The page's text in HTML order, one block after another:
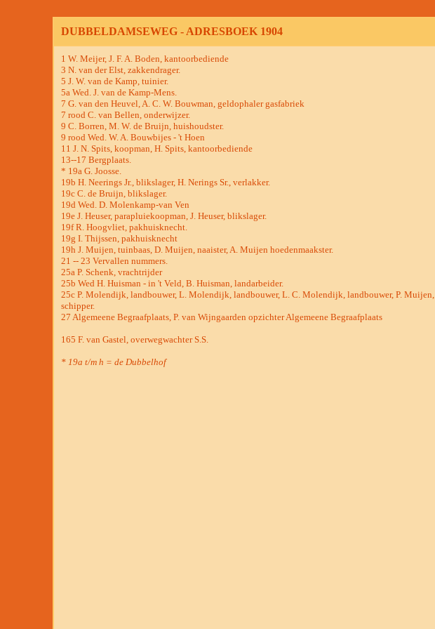
DUBBELDAMSEWEG - ADRESBOEK 1904
1 W. Meijer, J. F. A. Boden, kantoorbediende
3 N. van der Elst, zakkendrager.
5 J. W. van de Kamp, tuinier.
5a Wed. J. van de Kamp-Mens.
7 G. van den Heuvel, A. C. W. Bouwman, geldophaler gasfabriek
7 rood C. van Bellen, onderwijzer.
9 C. Borren, M. W. de Bruijn, huishoudster.
9 rood Wed. W. A. Bouwbijes - 't Hoen
11 J. N. Spits, koopman, H. Spits, kantoorbediende
13--17 Bergplaats.
* 19a G. Joosse.
19b H. Neerings Jr., blikslager, H. Nerings Sr., verlakker.
19c C. de Bruijn, blikslager.
19d Wed. D. Molenkamp-van Ven
19e J. Heuser, parapluiekoopman, J. Heuser, blikslager.
19f R. Hoogvliet, pakhuisknecht.
19g I. Thijssen, pakhuisknecht
19h J. Muijen, tuinbaas, D. Muijen, naaister, A. Muijen hoedenmaakster.
21 -- 23 Vervallen nummers.
25a P. Schenk, vrachtrijder
25b Wed H. Huisman - in 't Veld, B. Huisman, landarbeider.
25c P. Molendijk, landbouwer, L. Molendijk, landbouwer, L. C. Molendijk, landbouwer, P. Muijen,
schipper.
27 Algemeene Begraafplaats, P. van Wijngaarden opzichter Algemeene Begraafplaats
165 F. van Gastel, overwegwachter S.S.
* 19a t/m h = de Dubbelhof